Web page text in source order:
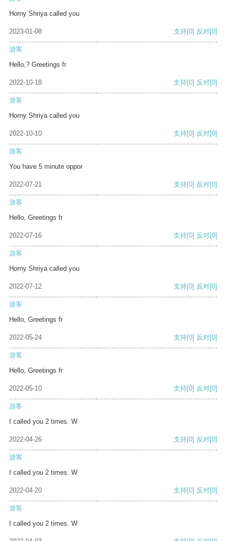
Horny Shriya called you
2023-01-08 支持[0] 反对[0]
游客
Hello,? Greetings fr
2022-10-18 支持[0] 反对[0]
游客
Horny Shriya called you
2022-10-10 支持[0] 反对[0]
游客
You have 5 minute oppor
2022-07-21 支持[0] 反对[0]
游客
Hello, Greetings fr
2022-07-16 支持[0] 反对[0]
游客
Horny Shriya called you
2022-07-12 支持[0] 反对[0]
游客
Hello, Greetings fr
2022-05-24 支持[0] 反对[0]
游客
Hello, Greetings fr
2022-05-10 支持[0] 反对[0]
游客
I called you 2 times. W
2022-04-26 支持[0] 反对[0]
游客
I called you 2 times. W
2022-04-20 支持[0] 反对[0]
游客
I called you 2 times. W